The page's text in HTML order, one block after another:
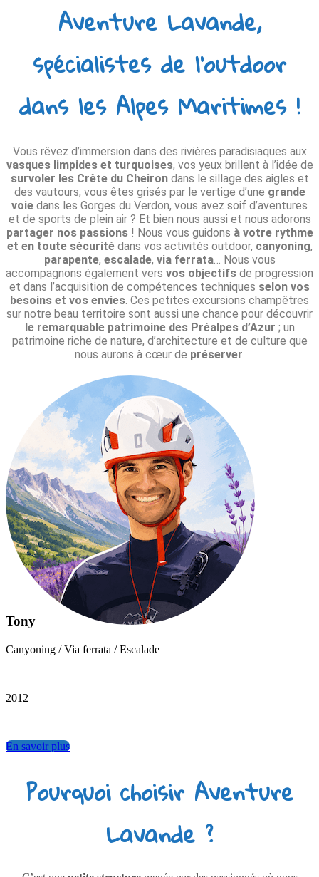
Aventure Lavande,
spécialistes de l'outdoor
dans les Alpes Maritimes !
Vous rêvez d’immersion dans des rivières paradisiaques aux
vasques limpides et turquoises, vos yeux brillent à l’idée de
survoler les Crête du Cheirondans le sillage des aigles et
des vautours, vous êtes grisés par le vertige d’une grande
voie dans les Gorges du Verdon, vous avez soif d’aventures
et de sports de plein air ? Et bien nous aussi et nous adorons
partager nos passions! Nous vous guidons à votre rythme
et en toute sécuritédans vos activités outdoor, canyoning,
parapente, escalade, via ferrata… Nous vous
accompagnons également vers vos objectifs de progression
et dans l’acquisition de compétences techniques selon vos
besoins et vos envies. Ces petites excursions champêtres
sur notre beau territoire sont aussi une chance pour découvrir
le remarquable patrimoine des Préalpes d’Azur ; un
patrimoine riche de nature, d’architecture et de culture que
nous aurons à cœur de préserver.
Tony
Canyoning / Via ferrata / Escalade
2012
En savoir plus
Pourquoi choisir Aventure
Lavande ?